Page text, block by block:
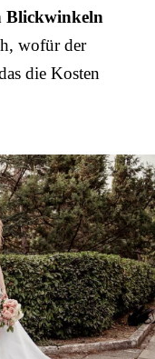
Blickwinkeln
wofür der
die Kosten